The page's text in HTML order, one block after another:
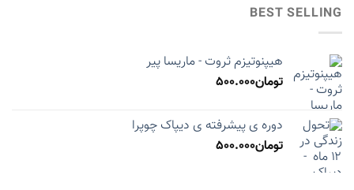
BEST SELLING
هیپنوتیزم ثروت - ماریسا پیر
تومان500.000
دوره ی پیشرفته ی دیپاک چوپرا
تومان500.000